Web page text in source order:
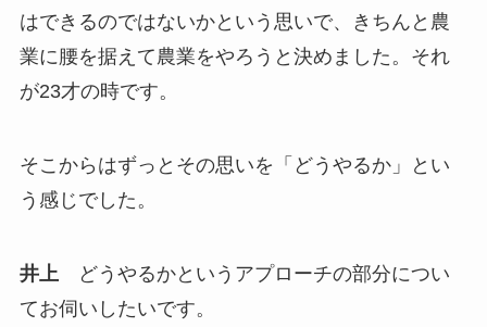
はできるのではないかという思いで、きちんと農
業に腰を据えて農業をやろうと決めました。それ
が23才の時です。
そこからはずっとその思いを「どうやるか」とい
う感じでした。
井上 どうやるかというアプローチの部分につい
てお伺いしたいです。